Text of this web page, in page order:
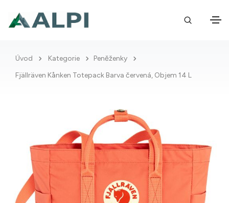
Úvod Kategorie
Peněženky
Fjällräven Kånken Totepack Barva červená, Objem 14 L